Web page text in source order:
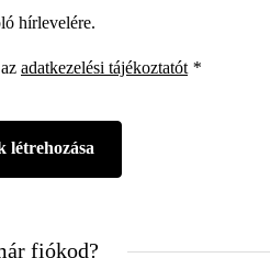
hírlevelére.
adatkezelési tájékoztatót *
fiókod?